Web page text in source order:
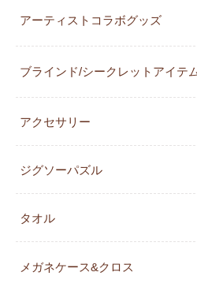
アーティストコラボグッズ
ブラインド/シークレットアイテ
アクセサリー
ジグソーパズル
タオル
メガネケース&クロス